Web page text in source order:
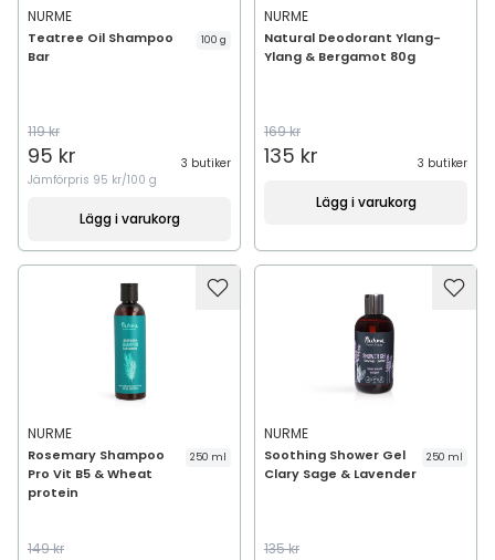
NURME
Teatree Oil Shampoo
Bar
100 g
119 kr
95 kr
3 butiker
Jämförpris 95 kr/100 g
Lägg i varukorg
NURME
Natural Deodorant Ylang-
Ylang & Bergamot 80g
169 kr
135 kr 3 butiker
Lägg i varukorg
NURME
Rosemary Shampoo
Pro Vit B5 & Wheat
protein
250 ml
149 kr
NURME
Soothing Shower Gel
Clary Sage & Lavender
250 ml
135 kr